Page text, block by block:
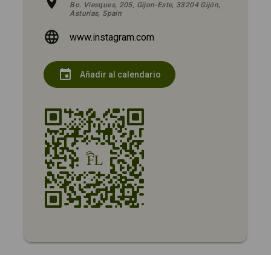
Bo. Viesques, 205, Gijon-Este, 33204 Gijón,
Asturias, Spain
www.instagram.com
event Añadir al calendario